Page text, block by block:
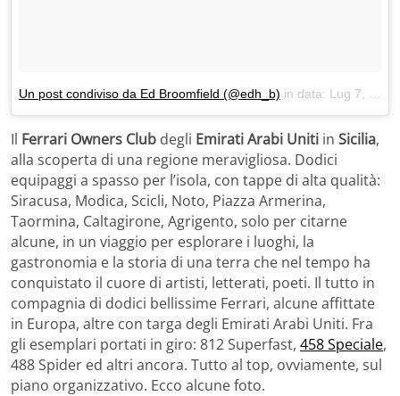
Un post condiviso da Ed Broomfield (@edh_b) in data: Lug 7, 2018 at 3:21 PDT
Il Ferrari Owners Club degli Emirati Arabi Uniti in Sicilia,
alla scoperta di una regione meravigliosa. Dodici
equipaggi a spasso per l’isola, con tappe di alta qualità:
Siracusa, Modica, Scicli, Noto, Piazza Armerina,
Taormina, Caltagirone, Agrigento, solo per citarne
alcune, in un viaggio per esplorare i luoghi, la
gastronomia e la storia di una terra che nel tempo ha
conquistato il cuore di artisti, letterati, poeti. Il tutto in
compagnia di dodici bellissime Ferrari, alcune affittate
in Europa, altre con targa degli Emirati Arabi Uniti. Fra
gli esemplari portati in giro: 812 Superfast, 458 Speciale,
488 Spider ed altri ancora. Tutto al top, ovviamente, sul
piano organizzativo. Ecco alcune foto.